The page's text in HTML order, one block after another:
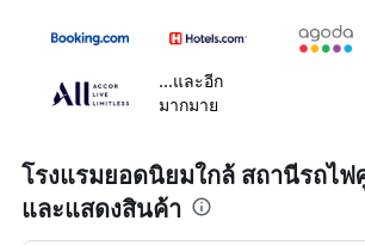
...และอีก
มากมาย
โรงแรมยอดนิยมใกล้ สถานีรถไ
และแสดงสินค้า